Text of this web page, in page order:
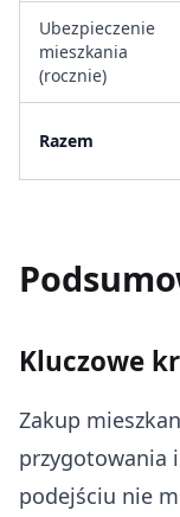
Ubezpieczenie
mieszkania
(rocznie)
Razem
Kluczowe
Zakup
przygotowania
podejściu nie